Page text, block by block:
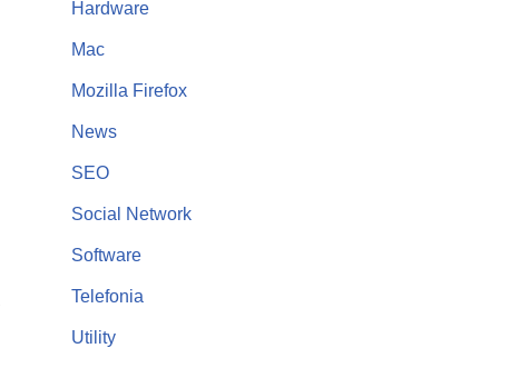
Hardware
Mac
Mozilla Firefox
News
SEO
Social Network
Software
Telefonia
Utility